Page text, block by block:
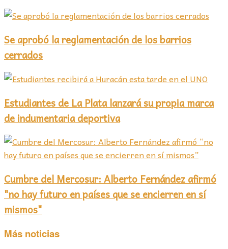
Se aprobó la reglamentación de los barrios
cerrados
Estudiantes de La Plata lanzará su propia marca
de indumentaria deportiva
Cumbre del Mercosur: Alberto Fernández afirmó
"no hay futuro en países que se encierren en sí
mismos"
Más noticias